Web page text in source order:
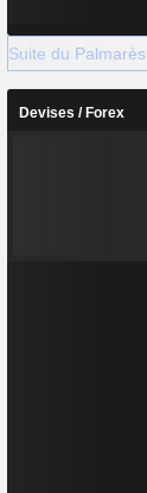
Suite du Palmarès
Devises / Forex